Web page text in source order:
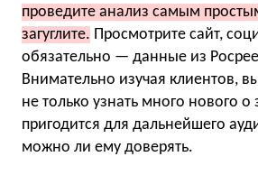
проведите анализ самым
загуглите. Просмотрите сайт,
обязательно — данные из
Внимательно изучая клиентов,
не только узнать много нового о
пригодится для дальнейшего
можно ли ему доверять.